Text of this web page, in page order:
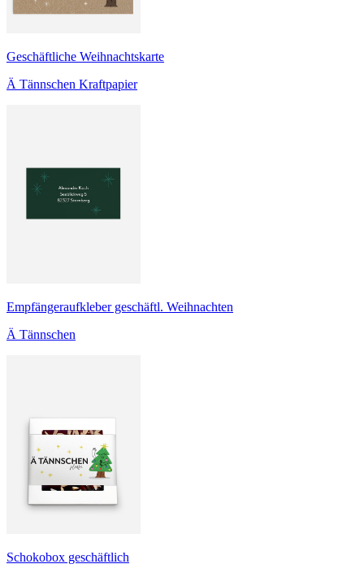
Geschäftliche Weihnachtskarte
Ä Tännschen Kraftpapier
Empfängeraufkleber geschäftl. Weihnachten
Ä Tännschen
Schokobox geschäftlich